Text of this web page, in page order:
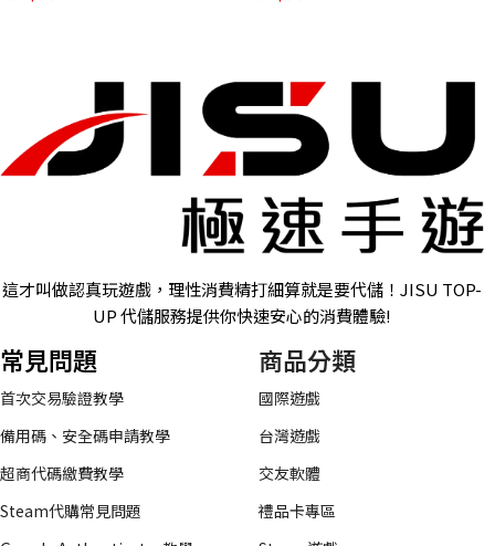
這才叫做認真玩遊戲，理性消費精打細算就是要代儲！JISU TOP-
UP 代儲服務提供你快速安心的消費體驗!
常見問題
首次交易驗證教學
備用碼、安全碼申請教學
超商代碼繳費教學
Steam代購常見問題
商品分類
國際遊戲
台灣遊戲
交友軟體
禮品卡專區